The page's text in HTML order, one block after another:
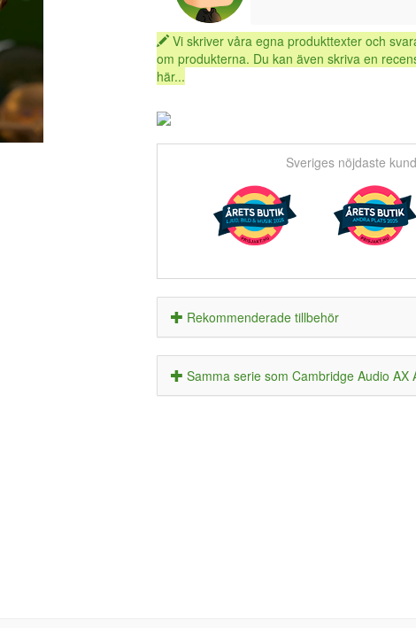
Vi skriver våra egna produkttexter och
om produkterna. Du kan även skriva en
här...
Sveriges nöjdaste
Rekommenderade tillbehör
Samma serie som Cambridge Audio AX